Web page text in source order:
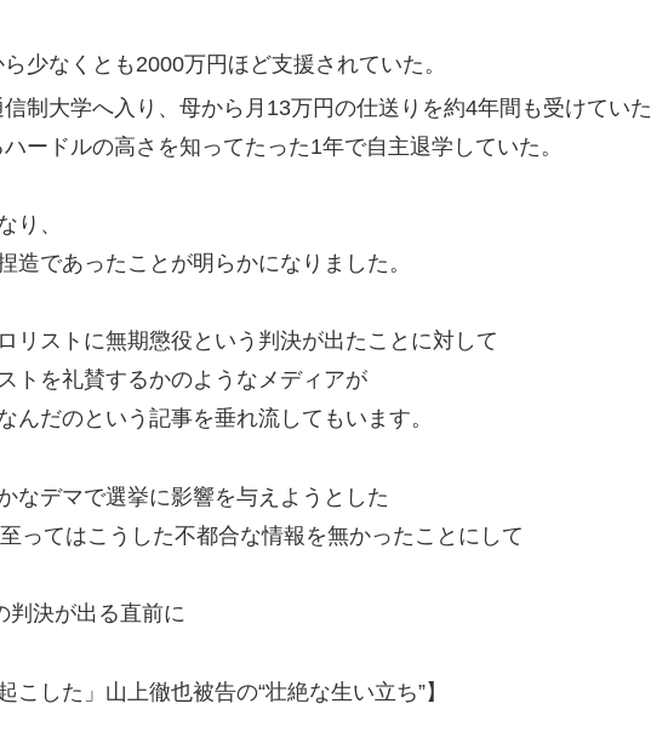
少なくとも2000万円ほど支援されていた。
制大学へ入り、母から月13万円の仕送りを約4年間も受けていた
ードルの高さを知ってたった1年で自主退学していた。
り、
造であったことが明らかになりました。
リストに無期懲役という判決が出たことに対して
トを礼賛するかのようなメディアが
んだのという記事を垂れ流してもいます。
なデマで選挙に影響を与えようとした
ってはこうした不都合な情報を無かったことにして
判決が出る直前に
こした」山上徹也被告の“壮絶な生い立ち”】